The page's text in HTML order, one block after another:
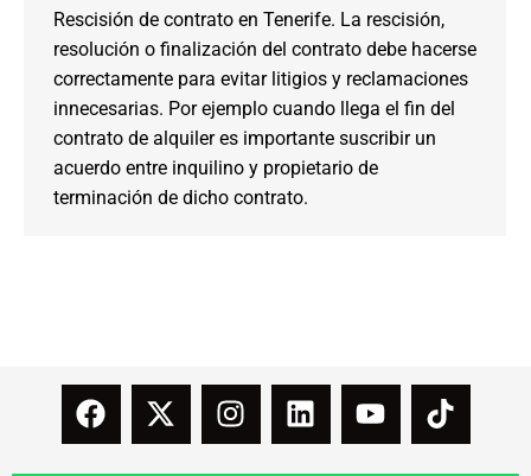
Rescisión de contrato en Tenerife. La rescisión,
resolución o finalización del contrato debe hacerse
correctamente para evitar litigios y reclamaciones
innecesarias. Por ejemplo cuando llega el fin del
contrato de alquiler es importante suscribir un
acuerdo entre inquilino y propietario de
terminación de dicho contrato.